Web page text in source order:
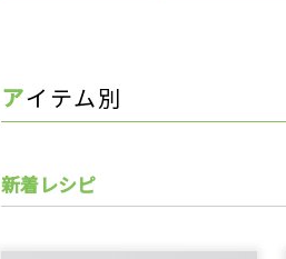
アイテム別
新着レシピ